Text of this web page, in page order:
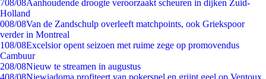
708/08Aanhoudende droogte veroorzaakt scheuren in dijken Zuid-
Holland
008/08Van de Zandschulp overleeft matchpoints, ook Griekspoor
verder in Montreal
108/08Excelsior opent seizoen met ruime zege op promovendus
Cambuur
208/08Nieuw te streamen in augustus
408/08Niewiadoma profiteert van pokerspel en grijpt geel op Ventoux